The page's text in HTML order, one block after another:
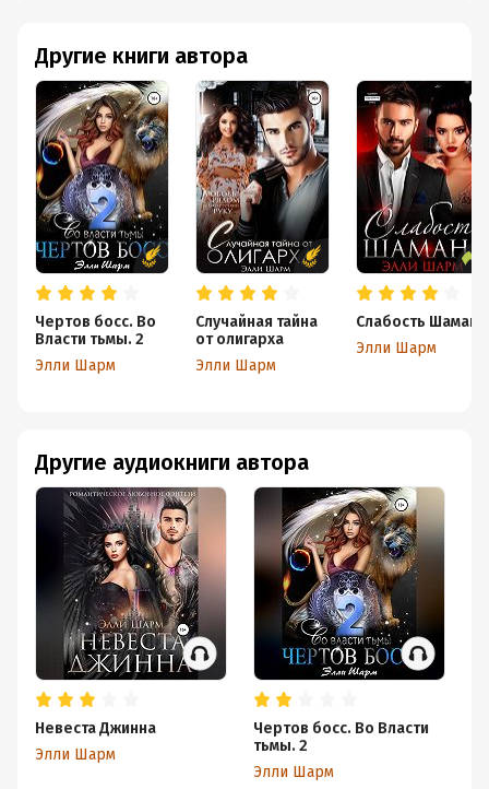
Другие книги автора
Чертов босс. Во
Власти тьмы. 2
Элли Шарм
Случайная тайна
от олигарха
Элли Шарм
Слабость Шамана
Элли Шарм
Другие аудиокниги автора
Невеста Джинна
Элли Шарм
Чертов босс. Во Власти
тьмы. 2
Элли Шарм